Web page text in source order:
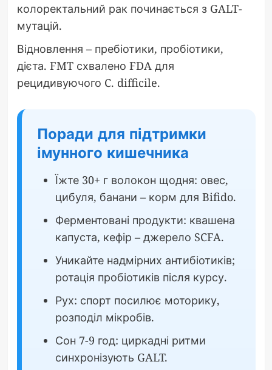
колоректальний рак починається з GALT-
мутацій.
Відновлення – пребіотики, пробіотики,
дієта. FMT схвалено FDA для
рецидивуючого C. difficile.
Поради для підтримки
імунного кишечника
Їжте 30+ г волокон щодня: овес,
цибуля, банани – корм для Bifido.
Ферментовані продукти: квашена
капуста, кефір – джерело SCFA.
Уникайте надмірних антибіотиків;
ротація пробіотиків після курсу.
Рух: спорт посилює моторику,
розподіл мікробів.
Сон 7-9 год: циркадні ритми
синхронізують GALT.